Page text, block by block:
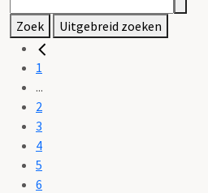
Zoek Uitgebreid zoeken
1
...
2
3
4
5
6